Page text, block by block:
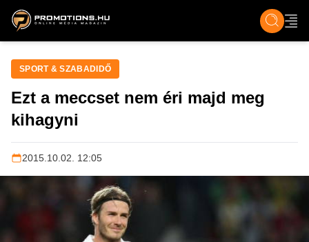
ZENE, FILM & KULT ÉLET TECH &
SPORT & SZABADIDŐ
Ezt a meccset nem éri majd meg
kihagyni
2015.10.02. 12:05